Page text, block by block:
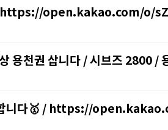
/ https://open.kakao.com/o/
용천권 삽니다 / 시브즈 2800 /
합니다🥇 / https://